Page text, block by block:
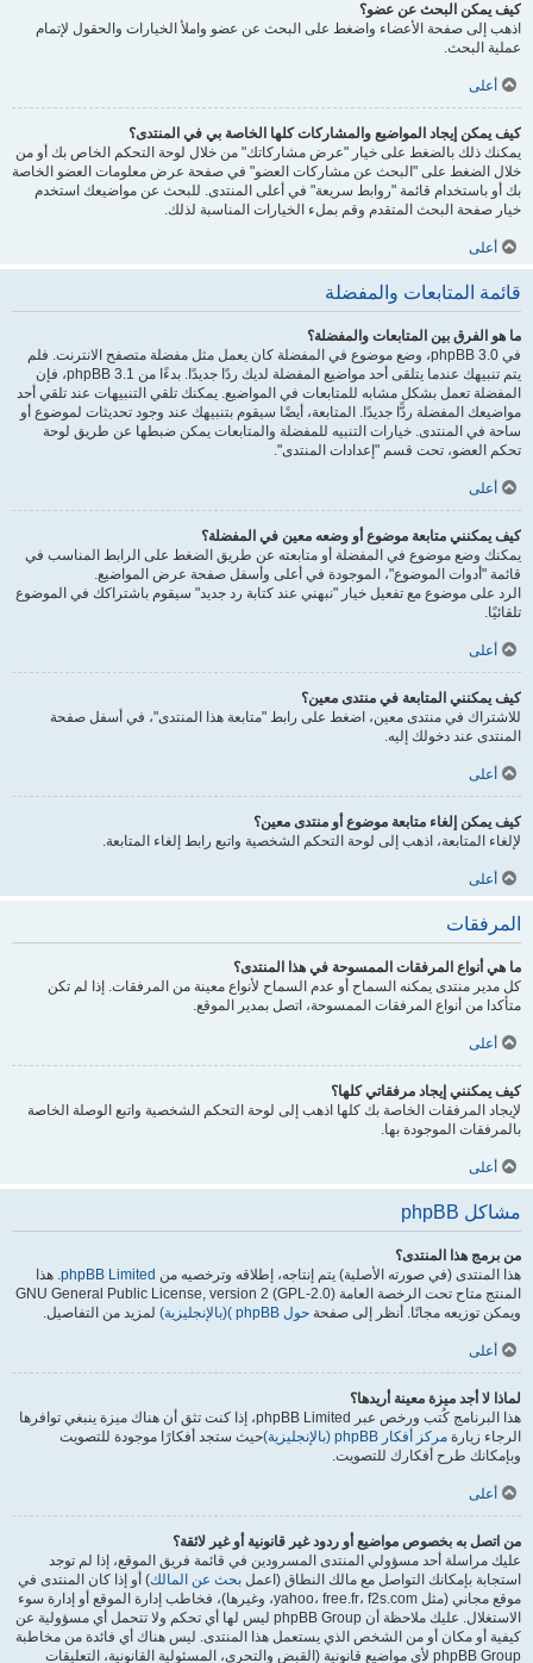
كيف يمكن البحث عن عضو؟
اذهب إلى صفحة الأعضاء واضغط على البحث عن عضو واملأ الخيارات والحقول لإتمام
عملية البحث.
أعلى
كيف يمكن إيجاد المواضيع والمشاركات كلها الخاصة بي في المنتدى؟
يمكنك ذلك بالضغط على خيار "عرض مشاركاتك" من خلال لوحة التحكم الخاص بك أو من
خلال الضغط على "البحث عن مشاركات العضو" في صفحة عرض معلومات العضو الخاصة
بك أو باستخدام قائمة "روابط سريعة" في أعلى المنتدى. للبحث عن مواضيعك استخدم
خيار صفحة البحث المتقدم وقم بملء الخيارات المناسبة لذلك.
أعلى
قائمة المتابعات والمفضلة
ما هو الفرق بين المتابعات والمفضلة؟
في phpBB 3.0، وضع موضوع في المفضلة كان يعمل مثل مفضلة متصفح الانترنت. فلم
يتم تنبيهك عندما يتلقى أحد مواضيع المفضلة لديك ردًا جديدًا. بدءًا من phpBB 3.1، فإن
المفضلة تعمل بشكل مشابه للمتابعات في المواضيع. يمكنك تلقي التنبيهات عند تلقي أحد
مواضيعك المفضلة ردًّا جديدًا. المتابعة، أيضًا سيقوم بتنبيهك عند وجود تحديثات لموضوع أو
ساحة في المنتدى. خيارات التنبيه للمفضلة والمتابعات يمكن ضبطها عن طريق لوحة
تحكم العضو، تحت قسم "إعدادات المنتدى".
أعلى
كيف يمكنني متابعة موضوع أو وضعه معين في المفضلة؟
يمكنك وضع موضوع في المفضلة أو متابعته عن طريق الضغط على الرابط المناسب في
قائمة "أدوات الموضوع"، الموجودة في أعلى وأسفل صفحة عرض المواضيع.
الرد على موضوع مع تفعيل خيار "نبهني عند كتابة رد جديد" سيقوم باشتراكك في الموضوع
تلقائيًا.
أعلى
كيف يمكنني المتابعة في منتدى معين؟
للاشتراك في منتدى معين، اضغط على رابط "متابعة هذا المنتدى"، في أسفل صفحة
المنتدى عند دخولك إليه.
أعلى
كيف يمكن إلغاء متابعة موضوع أو منتدى معين؟
لإلغاء المتابعة، اذهب إلى لوحة التحكم الشخصية واتبع رابط إلغاء المتابعة.
أعلى
المرفقات
ما هي أنواع المرفقات الممسوحة في هذا المنتدى؟
كل مدير منتدى يمكنه السماح أو عدم السماح لأنواع معينة من المرفقات. إذا لم تكن
متأكدا من أنواع المرفقات الممسوحة، اتصل بمدير الموقع.
أعلى
كيف يمكنني إيجاد مرفقاتي كلها؟
لإيجاد المرفقات الخاصة بك كلها اذهب إلى لوحة التحكم الشخصية واتبع الوصلة الخاصة
بالمرفقات الموجودة بها.
أعلى
مشاكل phpBB
من برمج هذا المنتدى؟
هذا المنتدى (في صورته الأصلية) يتم إنتاجه، إطلاقه وترخصيه من phpBB Limited. هذا
المنتج متاح تحت الرخصة العامة GNU General Public License, version 2 (GPL-2.0)
ويمكن توزيعه مجانًا. أنظر إلى صفحة حول phpBB )(بالإنجليزية) لمزيد من التفاصيل.
أعلى
لماذا لا أجد ميزة معينة أريدها؟
هذا البرنامج كُتب ورخص عبر phpBB Limited، إذا كنت تثق أن هناك ميزة ينبغي توافرها
الرجاء زيارة مركز أفكار phpBB (بالإنجليزية)
حيث ستجد أفكارًا موجودة للتصويت
وبإمكانك طرح أفكارك للتصويت.
أعلى
من اتصل به بخصوص مواضيع أو ردود غير قانونية أو غير لائقة؟
عليك مراسلة أحد مسؤولي المنتدى المسرودين في قائمة فريق الموقع، إذا لم توجد
استجابة بإمكانك التواصل مع مالك النطاق (اعمل بحث عن المالك) أو إذا كان المنتدى في
موقع مجاني (مثل yahoo، free.fr، f2s.com، وغيرها)، فخاطب إدارة الموقع أو إدارة سوء
الاستغلال. عليك ملاحظة أن phpBB Group ليس لها أي تحكم ولا تتحمل أي مسؤولية عن
كيفية أو مكان أو من الشخص الذي يستعمل هذا المنتدى. ليس هناك أي فائدة من مخاطبة
phpBB Group لأي مواضيع قانونية (القبض والتحري، المسئولية القانونية، التعليقات